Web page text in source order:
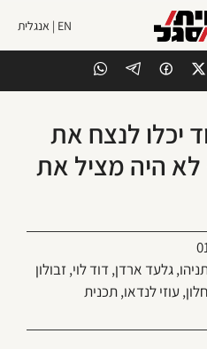
EN | אנגלית
יכלו לנצח את
לא היה מציל את
,גלעד ארדן, דוד לוי,זבולון
,עוזי לנדאו,תכנית